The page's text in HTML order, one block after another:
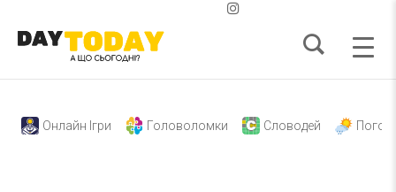
Онлайн Ігри Головоломки Словодей